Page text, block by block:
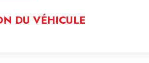
DU VÉHICULE